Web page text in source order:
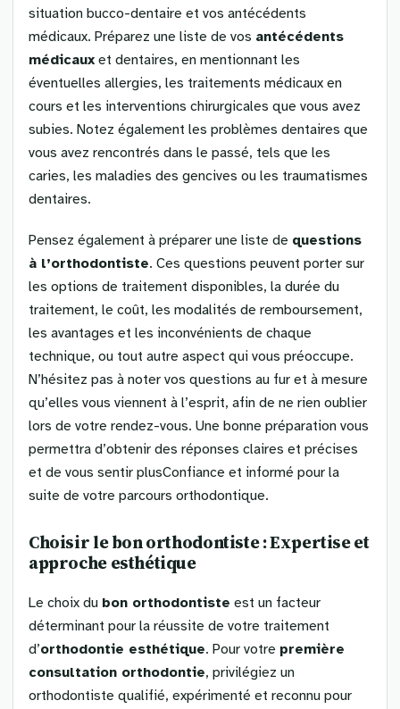
situation bucco-dentaire et vos antécédents
médicaux. Préparez une liste de vos antécédents
médicaux et dentaires, en mentionnant les
éventuelles allergies, les traitements médicaux en
cours et les interventions chirurgicales que vous avez
subies. Notez également les problèmes dentaires que
vous avez rencontrés dans le passé, tels que les
caries, les maladies des gencives ou les traumatismes
dentaires.
Pensez également à préparer une liste de questions
à l’orthodontiste. Ces questions peuvent porter sur
les options de traitement disponibles, la durée du
traitement, le coût, les modalités de remboursement,
les avantages et les inconvénients de chaque
technique, ou tout autre aspect qui vous préoccupe.
N’hésitez pas à noter vos questions au fur et à mesure
qu’elles vous viennent à l’esprit, afin de ne rien oublier
lors de votre rendez-vous. Une bonne préparation vous
permettra d’obtenir des réponses claires et précises
et de vous sentir plusConfiance et informé pour la
suite de votre parcours orthodontique.
Choisir le bon orthodontiste : Expertise et
approche esthétique
Le choix du bon orthodontiste est un facteur
déterminant pour la réussite de votre traitement
d’orthodontie esthétique. Pour votre première
consultation orthodontie, privilégiez un
orthodontiste qualifié, expérimenté et reconnu pour